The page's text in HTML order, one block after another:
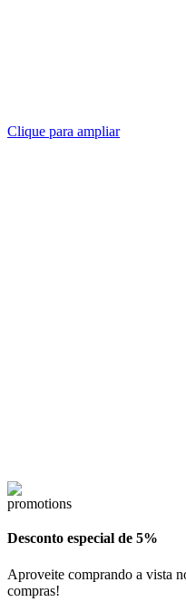
Clique para ampliar
Desconto especial de 5%
Aproveite comprando a vista
compras!